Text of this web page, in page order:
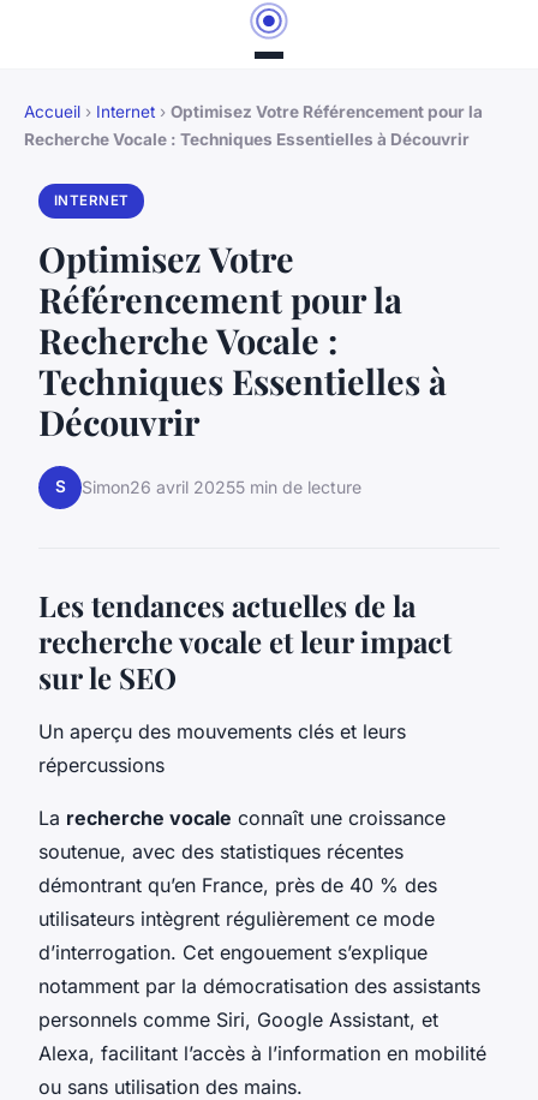
Accueil › Internet › Optimisez Votre Référencement pour la
Recherche Vocale : Techniques Essentielles à Découvrir
INTERNET
Optimisez Votre
Référencement pour la
Recherche Vocale :
Techniques Essentielles à
Découvrir
S Simon26 avril 20255 min de lecture
Les tendances actuelles de la
recherche vocale et leur impact
sur le SEO
Un aperçu des mouvements clés et leurs
répercussions
La recherche vocale connaît une croissance
soutenue, avec des statistiques récentes
démontrant qu’en France, près de 40 % des
utilisateurs intègrent régulièrement ce mode
d’interrogation. Cet engouement s’explique
notamment par la démocratisation des assistants
personnels comme Siri, Google Assistant, et
Alexa, facilitant l’accès à l’information en mobilité
ou sans utilisation des mains.